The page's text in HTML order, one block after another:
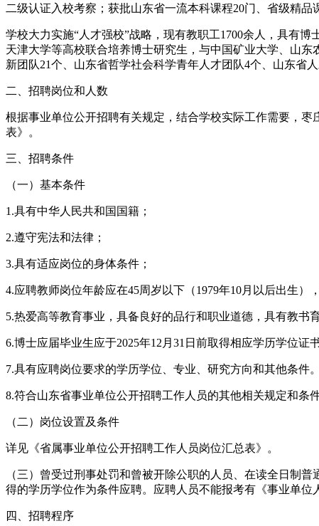
二级认证入校考察；获批山东省一流本科课程20门、省级精品
学校大力实施“人才强校”战略，现有教职工1700余人，具有
天津大学等高校联合培养博士研究生，与中国矿业大学、山
新团队21个、山东省哲学社会科学青年人才团队4个、山东省
二、招聘岗位和人数
根据事业单位公开招聘有关规定，结合学校实际工作需要，
表》。
三、招聘条件
（一）基本条件
1.具有中华人民共和国国籍；
2.遵守宪法和法律；
3.具有适应岗位的身体条件；
4.应聘教师岗位年龄应在45周岁以下（1979年10月以后出生）
5.热爱高等教育事业，具备良好的品行和职业道德，具有教书
6.博士应届毕业生应于2025年12月31日前取得相应学历学位证书
7.具有应聘岗位要求的学历学位、专业、研究方向和其他条件。
8.符合山东省事业单位公开招聘工作人员的其他相关规定和条件
（二）岗位设置及条件
详见《省属事业单位公开招聘工作人员岗位汇总表》。
（三）曾受过刑事处罚和曾被开除公职的人员、在读全日制
得的学历学位作为条件应聘。应聘人员不能报考有《事业单位
四、招聘程序